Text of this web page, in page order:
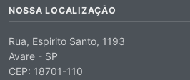
NOSSA LOCALIZAÇÃO
Rua, Espirito Santo, 1193
Avare - SP
CEP: 18701-110